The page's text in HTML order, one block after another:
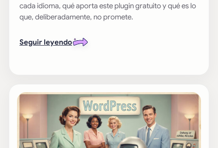
cada idioma, qué aporta este plugin gratuito y qué es lo
que, deliberadamente, no promete.
Seguir leyendo